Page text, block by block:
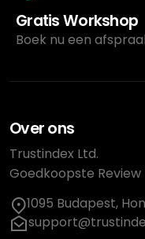
Gratis Workshop
Boek nu een
Over ons
Trustindex Ltd.
Goedkoopste
1095 Budapest,